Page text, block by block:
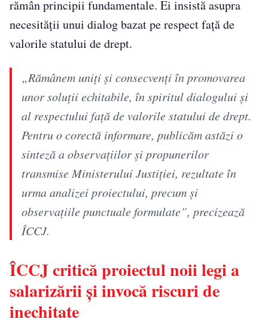
rămân principii fundamentale. Ei insistă asupra
necesității unui dialog bazat pe respect față de
valorile statului de drept.
„Rămânem uniți și consecvenți în promovarea
unor soluții echitabile, în spiritul dialogului și
al respectului față de valorile statului de drept.
Pentru o corectă informare, publicăm astăzi o
sinteză a observațiilor și propunerilor
transmise Ministerului Justiției, rezultate în
urma analizei proiectului, precum şi
observaţiile punctuale formulate”, precizează
ÎCCJ.
ÎCCJ critică proiectul noii legi a
salarizării și invocă riscuri de
inechitate